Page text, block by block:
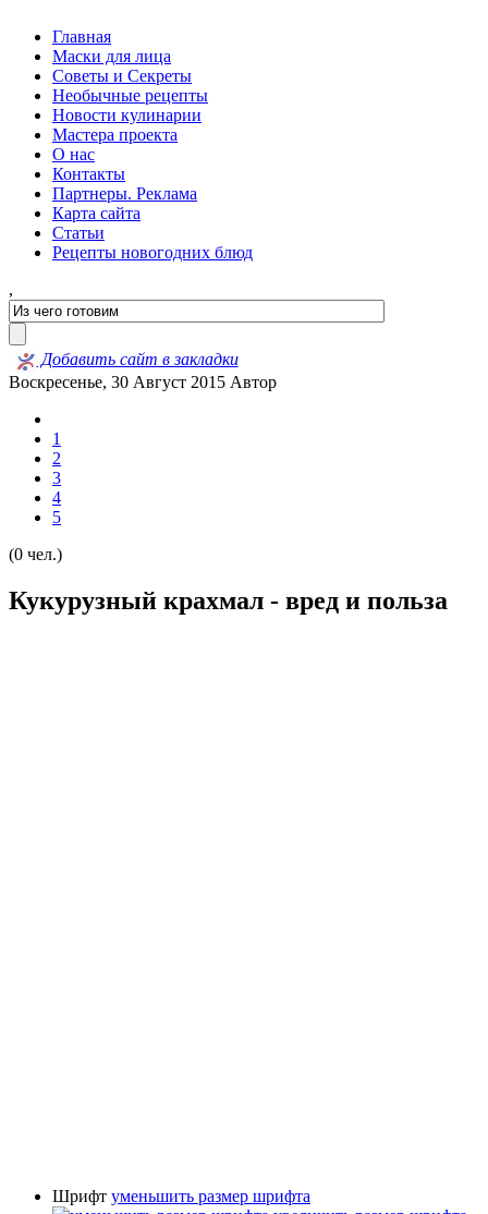
Главная
Маски для лица
Советы и Секреты
Необычные рецепты
Новости кулинарии
Мастера проекта
О нас
Контакты
Партнеры. Реклама
Карта сайта
Статьи
Рецепты новогодних блюд
,
Добавить сайт в закладки
Воскресенье, 30 Август 2015 Автор
1
2
3
4
5
(0 чел.)
Кукурузный крахмал - вред и польза
Шрифт уменьшить размер шрифта